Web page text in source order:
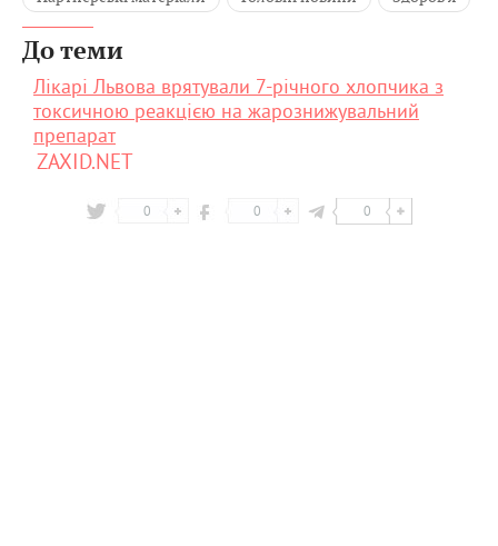
До теми
Лікарі Львова врятували 7-річного хлопчика з
токсичною реакцією на жарознижувальний
препарат
ZAXID.NET
0 0 0